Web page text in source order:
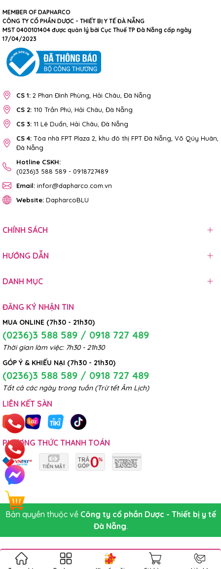
MEMBER OF DAPHARCO
CÔNG TY CỔ PHẦN DƯỢC - THIẾT BỊ Y TẾ ĐÀ NẴNG
MST 0400101404 được quản lý bởi Cục Thuế TP Đà Nẵng cấp ngày
17/04/2023
CS 1: 2 Phan Đình Phùng, Hải Châu, Đà Nẵng
CS 2: 110 Trần Phú, Hải Châu, Đà Nẵng
CS 3: 11 Lê Duẩn, Hải Châu, Đà Nẵng
CS 4: Tòa nhà FPT Plaza 2, khu đô thị FPT Đà Nẵng, Võ Qúy Huân,
Đà Nẵng
Hotline CSKH:
(0236)3 588 589 - 0918727489
Email: infor@dapharco.com.vn
Website: DapharcoBLU
CHÍNH SÁCH
HƯỚNG DẪN
DANH MỤC
ĐĂNG KÝ NHẬN TIN
MUA ONLINE (7h30 - 21h30)
(0236)3 588 589 / 0918 727 489
Thời gian làm việc: 7h30 - 21h30
GÓP Ý & KHIẾU NẠI (7h30 - 21h30)
(0236)3 588 589 / 0918 727 489
Tất cả các ngày trong tuần (Trừ tết Âm Lịch)
LIÊN KẾT SÀN
PHƯƠNG THỨC THANH TOÁN
Bản quyền thuộc về Công ty cổ phần Dược - Thiết bị y tế
Đà Nẵng.